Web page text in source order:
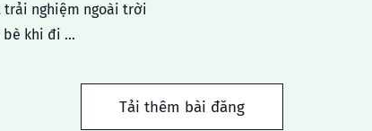
trải nghiệm ngoài trời
bè khi đi …
Tải thêm bài đăng